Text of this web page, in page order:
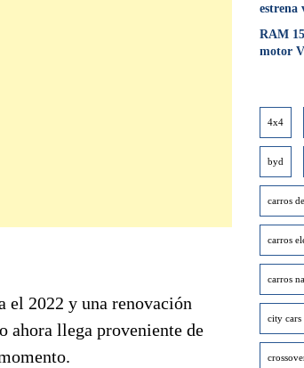
el 2022 y una renovación
ahora llega proveniente de
estrena
RAM
motor
4x4
byd
carros
carros
carros
city cars